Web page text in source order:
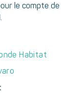
le compte de
Habitat